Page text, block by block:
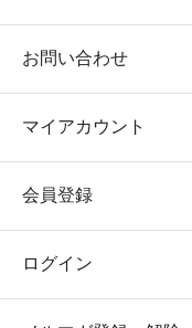
お問い合わせ
マイアカウント
会員登録
ログイン